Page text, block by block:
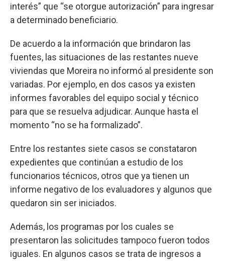
interés” que “se otorgue autorización” para ingresar
a determinado beneficiario.
De acuerdo a la información que brindaron las
fuentes, las situaciones de las restantes nueve
viviendas que Moreira no informó al presidente son
variadas. Por ejemplo, en dos casos ya existen
informes favorables del equipo social y técnico
para que se resuelva adjudicar. Aunque hasta el
momento “no se ha formalizado”.
Entre los restantes siete casos se constataron
expedientes que continúan a estudio de los
funcionarios técnicos, otros que ya tienen un
informe negativo de los evaluadores y algunos que
quedaron sin ser iniciados.
Además, los programas por los cuales se
presentaron las solicitudes tampoco fueron todos
iguales. En algunos casos se trata de ingresos a